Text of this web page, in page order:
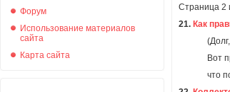
Форум
Использование материалов
сайта
Карта сайта
Страница 2
21. Как
Вот
что